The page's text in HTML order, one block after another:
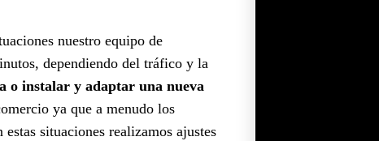
nuestro equipo de
dependiendo del tráfico y la
o instalar y adaptar una nueva
ya que a menudo los
situaciones realizamos ajustes